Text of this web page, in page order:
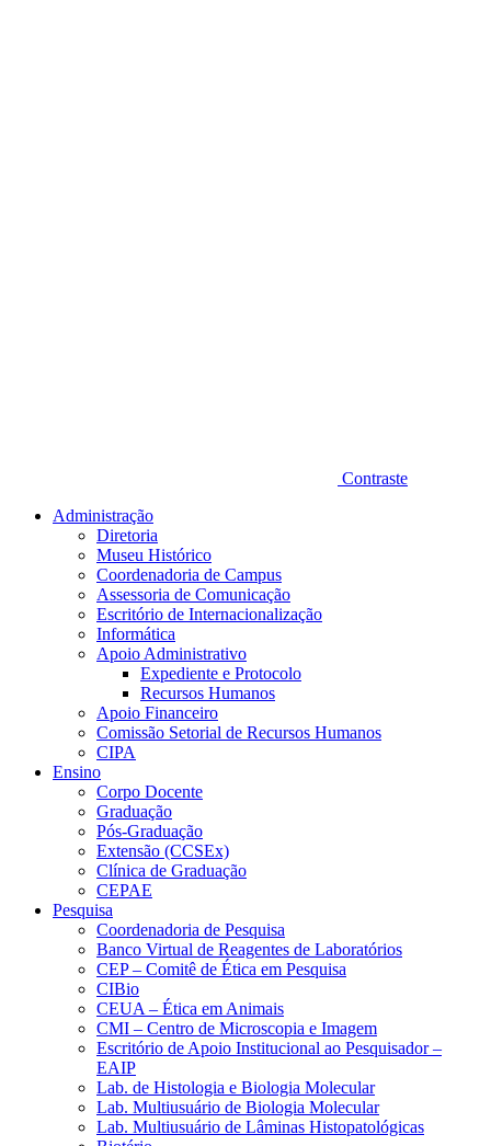
Contraste
Administração
Diretoria
Museu Histórico
Coordenadoria de Campus
Assessoria de Comunicação
Escritório de Internacionalização
Informática
Apoio Administrativo
Expediente e Protocolo
Recursos Humanos
Apoio Financeiro
Comissão Setorial de Recursos Humanos
CIPA
Ensino
Corpo Docente
Graduação
Pós-Graduação
Extensão (CCSEx)
Clínica de Graduação
CEPAE
Pesquisa
Coordenadoria de Pesquisa
Banco Virtual de Reagentes de Laboratórios
CEP – Comitê de Ética em Pesquisa
CIBio
CEUA – Ética em Animais
CMI – Centro de Microscopia e Imagem
Escritório de Apoio Institucional ao Pesquisador –
EAIP
Lab. de Histologia e Biologia Molecular
Lab. Multiusuário de Biologia Molecular
Lab. Multiusuário de Lâminas Histopatológicas